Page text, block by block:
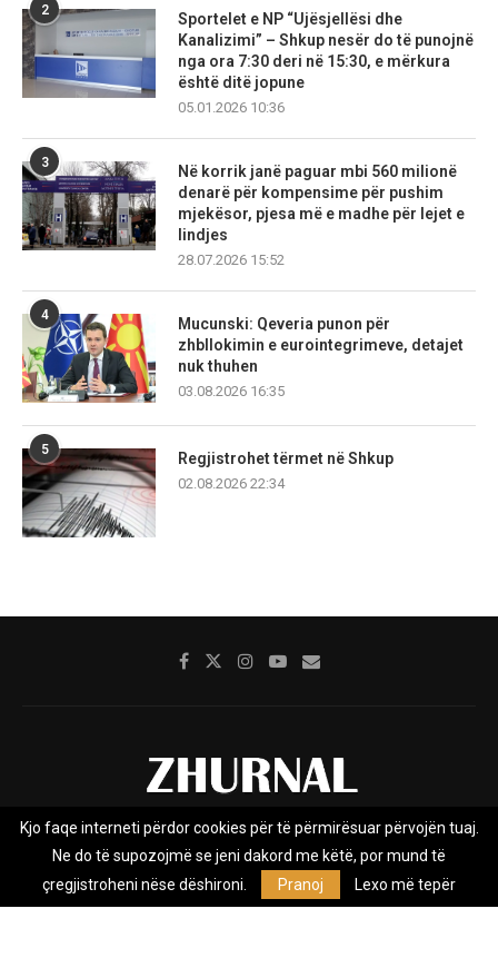
2
Sportelet e NP “Ujësjellësi dhe
Kanalizimi” – Shkup nesër do të punojnë
nga ora 7:30 deri në 15:30, e mërkura
është ditë jopune
05.01.2026 10:36
3
Në korrik janë paguar mbi 560 milionë
denarë për kompensime për pushim
mjekësor, pjesa më e madhe për lejet e
lindjes
28.07.2026 15:52
4
Mucunski: Qeveria punon për
zhbllokimin e eurointegrimeve, detajet
nuk thuhen
03.08.2026 16:35
5
Regjistrohet tërmet në Shkup
02.08.2026 22:34
Rreth nesh Impresumi Marketing
Kontakt
Privacy Policy
Zhurnal.mk është Agjenci e Lajmeve e pavarur, e themeluar në vitin
Kjo faqe interneti përdor cookies për të përmirësuar përvojën tuaj.
Ne do të supozojmë se jeni dakord me këtë, por mund të
çregjistroheni nëse dëshironi.
Pranoj Lexo më tepër